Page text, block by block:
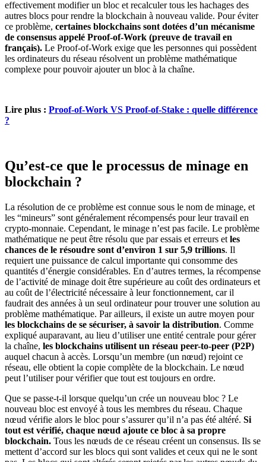
effectivement modifier un bloc et recalculer tous les hachages des
autres blocs pour rendre la blockchain à nouveau valide. Pour éviter
ce problème, certaines blockchains sont dotées d’un mécanisme
de consensus appelé Proof-of-Work (preuve de travail en
français). Le Proof-of-Work exige que les personnes qui possèdent
les ordinateurs du réseau résolvent un problème mathématique
complexe pour pouvoir ajouter un bloc à la chaîne.
Lire plus : Proof-of-Work VS Proof-of-Stake : quelle différence
?
Qu’est-ce que le processus de minage en
blockchain ?
La résolution de ce problème est connue sous le nom de minage, et
les “mineurs” sont généralement récompensés pour leur travail en
crypto-monnaie. Cependant, le minage n’est pas facile. Le problème
mathématique ne peut être résolu que par essais et erreurs et les
chances de le résoudre sont d’environ 1 sur 5,9 trillions. Il
requiert une puissance de calcul importante qui consomme des
quantités d’énergie considérables. En d’autres termes, la récompense
de l’activité de minage doit être supérieure au coût des ordinateurs et
au coût de l’électricité nécessaire à leur fonctionnement, car il
faudrait des années à un seul ordinateur pour trouver une solution au
problème mathématique. Par ailleurs, il existe un autre moyen pour
les blockchains de se sécuriser, à savoir la distribution. Comme
expliqué auparavant, au lieu d’utiliser une entité centrale pour gérer
la chaîne, les blockchains utilisent un réseau peer-to-peer (P2P)
auquel chacun à accès. Lorsqu’un membre (un nœud) rejoint ce
réseau, elle obtient la copie complète de la blockchain. Le nœud
peut l’utiliser pour vérifier que tout est toujours en ordre.
Que se passe-t-il lorsque quelqu’un crée un nouveau bloc ? Le
nouveau bloc est envoyé à tous les membres du réseau. Chaque
nœud vérifie alors le bloc pour s’assurer qu’il n’a pas été altéré. Si
tout est vérifié, chaque nœud ajoute ce bloc à sa propre
blockchain. Tous les nœuds de ce réseau créent un consensus. Ils se
mettent d’accord sur les blocs qui sont valides et ceux qui ne le sont